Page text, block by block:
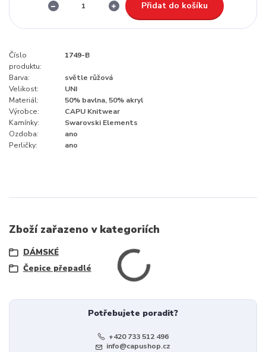
Přidat do košíku
Číslo
produktu:
1749-B
Barva:
světle růžová
Velikost:
UNI
Materiál:
50% bavlna, 50% akryl
Výrobce:
CAPU Knitwear
Kamínky:
Swarovski Elements
Ozdoba:
ano
Perličky:
ano
Zboží zařazeno v kategoriích
DÁMSKÉ
Čepice přepadlé
Potřebujete poradit?
+420 733 512 496
info@capushop.cz